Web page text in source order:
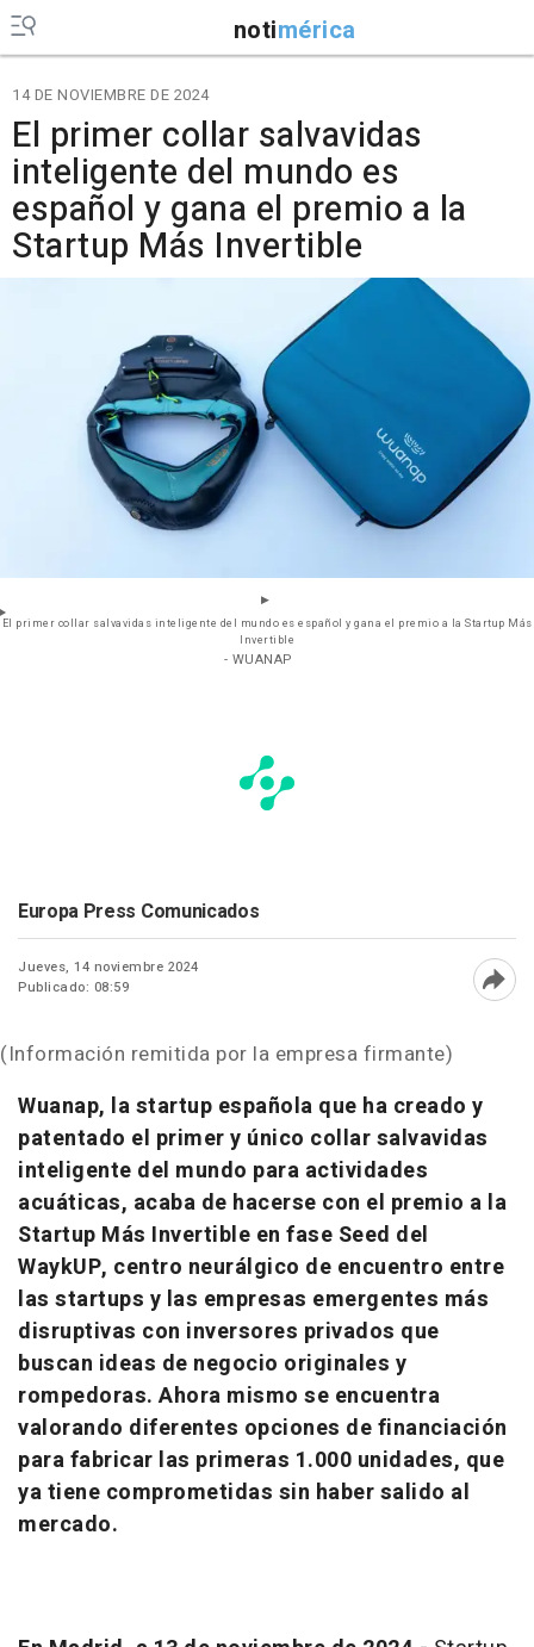
notimérica
14 DE NOVIEMBRE DE 2024
El primer collar salvavidas
inteligente del mundo es
español y gana el premio a la
Startup Más Invertible
El primer collar salvavidas inteligente del mundo es español y gana el premio a la Startup Más
Invertible
- WUANAP
Europa Press Comunicados
Jueves, 14 noviembre 2024
Publicado: 08:59
(Información remitida por la empresa firmante)
Wuanap, la startup española que ha creado y
patentado el primer y único collar salvavidas
inteligente del mundo para actividades
acuáticas, acaba de hacerse con el premio a la
Startup Más Invertible en fase Seed del
WaykUP, centro neurálgico de encuentro entre
las startups y las empresas emergentes más
disruptivas con inversores privados que
buscan ideas de negocio originales y
rompedoras. Ahora mismo se encuentra
valorando diferentes opciones de financiación
para fabricar las primeras 1.000 unidades, que
ya tiene comprometidas sin haber salido al
mercado.